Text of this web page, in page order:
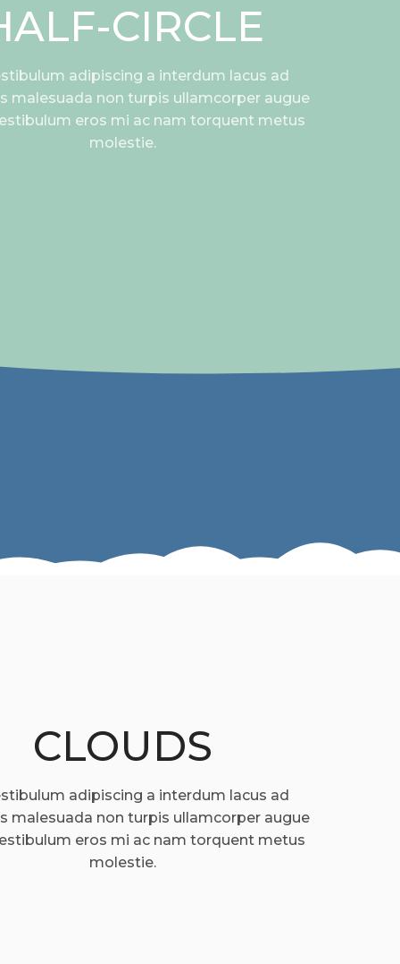
CIRCLE
adipiscing a interdum lacus ad
malesuada non turpis ullamcorper augue
eros mi ac nam torquent metus
molestie.
CLOUDS
adipiscing a interdum lacus ad
malesuada non turpis ullamcorper augue
eros mi ac nam torquent metus
molestie.